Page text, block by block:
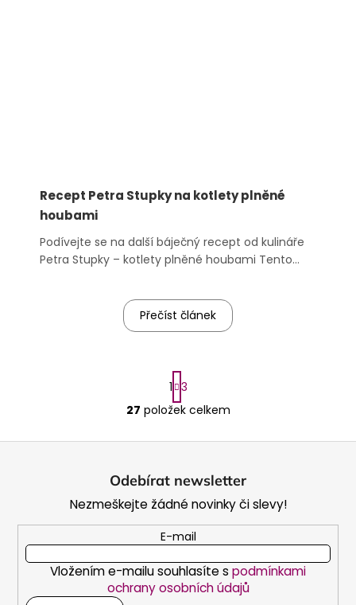
Recept Petra Stupky na kotlety plněné
houbami
Podívejte se na další báječný recept od kulináře
Petra Stupky – kotlety plněné houbami Tento
jeho paní připravovala kotletu plněnou houbami.
Přečíst článek
O
v
l
a
c
í
p
r
v
k
S
t
r
n
v
á
n
í
1 3
27 položek celkem
Odebírat newsletter
Nezmeškejte žádné novinky či slevy!
E-mail
Vložením e-mailu souhlasíte s podmínkami
ochrany osobních údajů